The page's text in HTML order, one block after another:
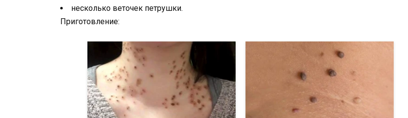
несколько веточек петрушки.
Приготовление: